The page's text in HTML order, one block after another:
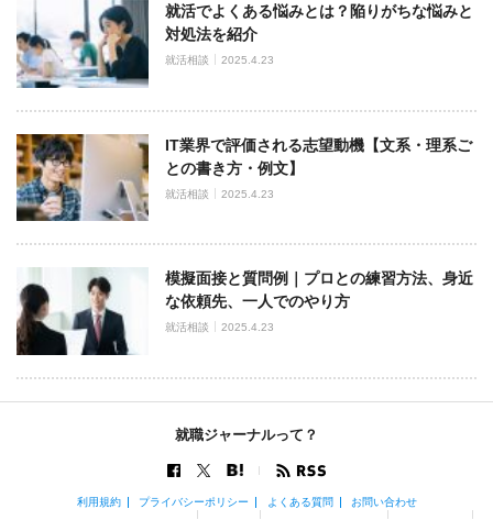
就活でよくある悩みとは？陥りがちな悩みと
対処法を紹介
就活相談 2025.4.23
IT業界で評価される志望動機【文系・理系ご
との書き方・例文】
就活相談 2025.4.23
模擬面接と質問例｜プロとの練習方法、身近
な依頼先、一人でのやり方
就活相談 2025.4.23
就職ジャーナルって？
利用規約 プライバシーポリシー よくある質問 お問い合わせ